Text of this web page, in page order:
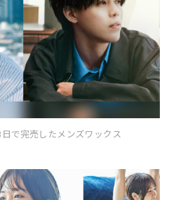
で完売したメンズワックス